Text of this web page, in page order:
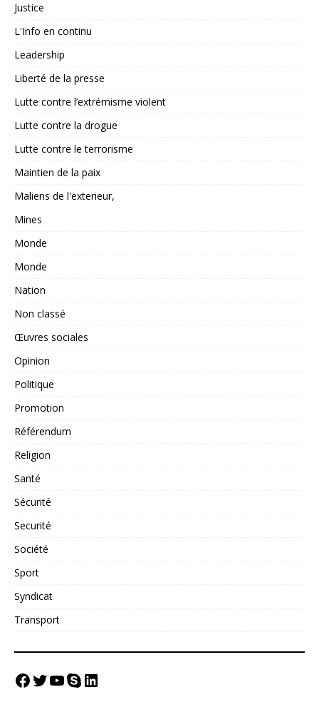
Justice
L'Info en continu
Leadership
Liberté de la presse
Lutte contre l’extrémisme violent
Lutte contre la drogue
Lutte contre le terrorisme
Maintien de la paix
Maliens de l'exterieur,
Mines
Monde
Monde
Nation
Non classé
Œuvres sociales
Opinion
Politique
Promotion
Référendum
Religion
Santé
Sécurité
Securité
Société
Sport
Syndicat
Transport